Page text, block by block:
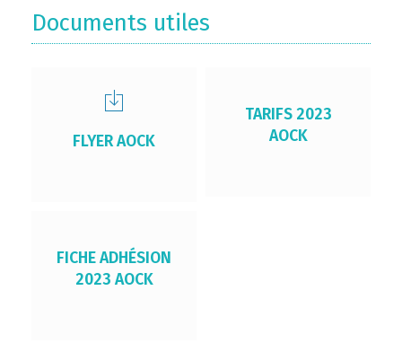
Documents utiles
FLYER AOCK
TARIFS 2023
AOCK
FICHE ADHÉSION
2023 AOCK